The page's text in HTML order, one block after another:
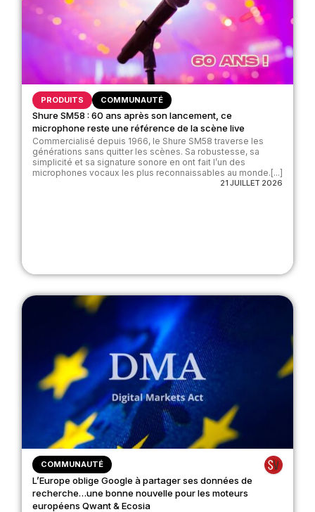
PRODUITS COMMUNAUTÉ
Shure SM58 : 60 ans après son lancement, ce
microphone reste une référence de la scène live
Commercialisé depuis 1966, le Shure SM58 traverse les
générations sans quitter les scènes. Sa robustesse, sa
simplicité et sa signature sonore en ont fait l’un des
microphones vocaux les plus reconnaissables au monde.[...]
21 JUILLET 2026
COMMUNAUTÉ
L’Europe oblige Google à partager ses données de
recherche…une bonne nouvelle pour les moteurs
européens Qwant & Ecosia